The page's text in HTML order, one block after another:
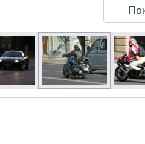
течение 1 часа в Риге –
онлайн
форматы и виды